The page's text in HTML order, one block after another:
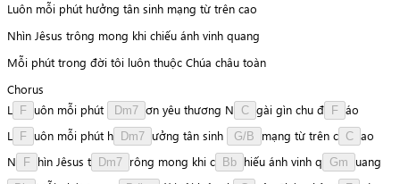
Luôn mỗi phút hưởng tân sinh mạng từ trên cao
Nhìn Jêsus trông mong khi chiếu ánh vinh quang
Mỗi phút trong đời tôi luôn thuộc Chúa châu toàn
Chorus
L
F uôn mỗi phút Dm7 ơn yêu thương N C gài gìn chu đ F áo
L
F uôn mỗi phút h Dm7 ưởng tân sinh G/B mạng từ trên c C ao
N
F hìn Jêsus t Dm7 rông mong khi c Bb hiếu ánh vinh q Gm uang